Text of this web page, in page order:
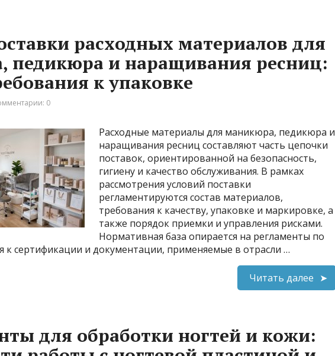
расходных материалов для
педикюра и наращивания ресниц:
к упаковке
0
Расходные материалы для маникюра, педикюра и
наращивания ресниц составляют часть цепочки
поставок, ориентированной на безопасность,
гигиену и качество обслуживания. В рамках
рассмотрения условий поставки
регламентируются состав материалов,
требования к качеству, упаковке и маркировке, а
также порядок приемки и управления рисками.
Нормативная база опирается на регламенты по
к сертификации и документации, применяемые в отрасли …
Читать далее
для обработки ногтей и кожи: